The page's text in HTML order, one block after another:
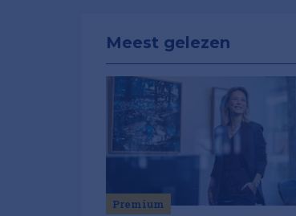
Meest gelezen
Premium